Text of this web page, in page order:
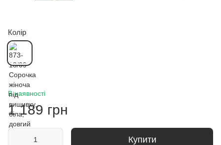
Колір
В наявності
1 189 грн
Купити